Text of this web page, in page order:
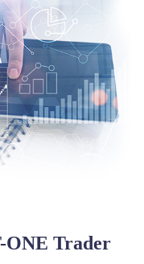
ONE Trader